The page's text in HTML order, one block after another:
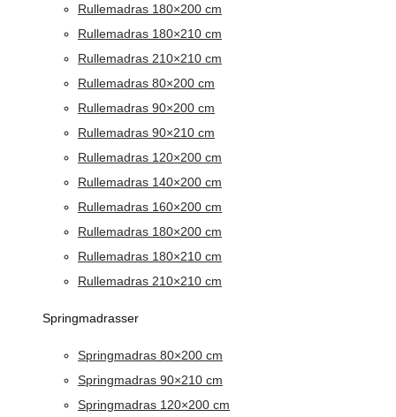
Rullemadras 180×200 cm
Rullemadras 180×210 cm
Rullemadras 210×210 cm
Rullemadras 80×200 cm
Rullemadras 90×200 cm
Rullemadras 90×210 cm
Rullemadras 120×200 cm
Rullemadras 140×200 cm
Rullemadras 160×200 cm
Rullemadras 180×200 cm
Rullemadras 180×210 cm
Rullemadras 210×210 cm
Springmadrasser
Springmadras 80×200 cm
Springmadras 90×210 cm
Springmadras 120×200 cm